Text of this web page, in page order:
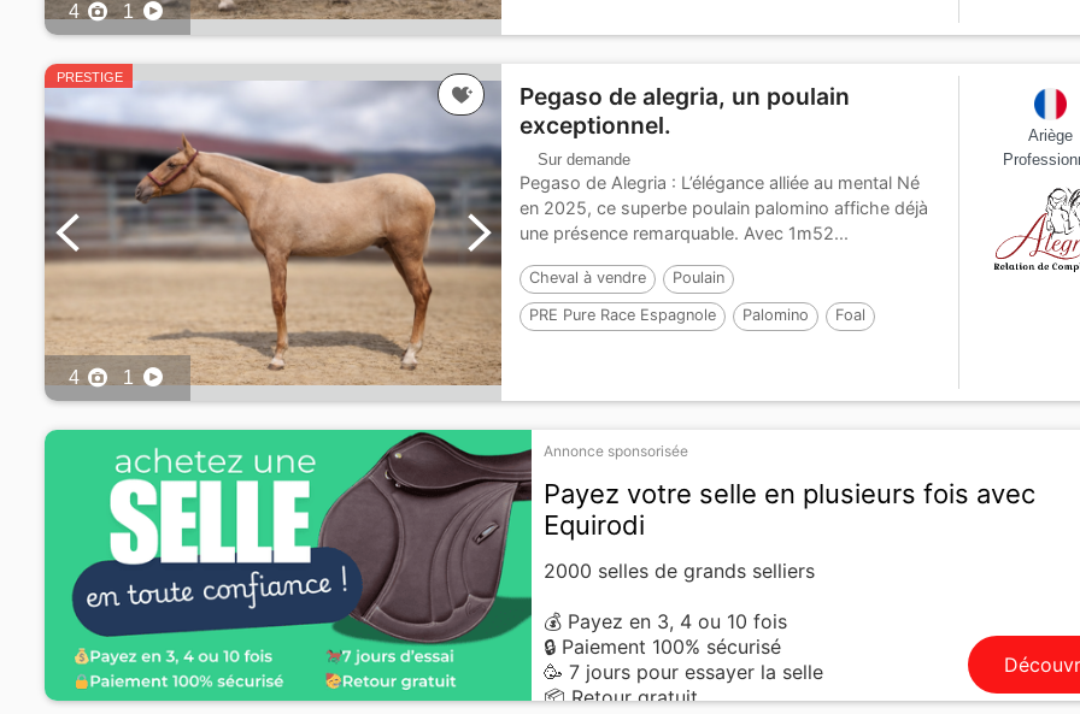
4 1
PRESTIGE
4 1
Pegaso de alegria, un poulain
exceptionnel.
Sur demande
Pegaso de Alegria : L’élégance alliée au mental Né
en 2025, ce superbe poulain palomino affiche déjà
une présence remarquable. Avec 1m52...
Cheval à vendre Poulain
PRE Pure Race Espagnole Palomino Foal
Ariège
Annonce sponsorisée
Payez votre selle en plusieurs fois avec
Equirodi
2000 selles de grands selliers
💰 Payez en 3, 4 ou 10 fois
🔒 Paiement 100% sécurisé
🥳 7 jours pour essayer la selle
📦 Retour gratuit